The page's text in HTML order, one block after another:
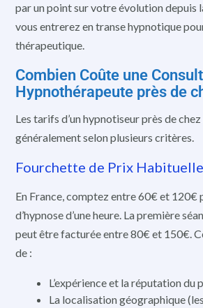
par un point sur votre évolution depuis
vous entrerez en transe hypnotique
thérapeutique.
Combien Coûte une
Hypnothérapeute près de
Les tarifs d’un hypnotiseur près de
généralement selon plusieurs critères.
Fourchette de Prix Habituelle
En France, comptez entre 60€ et 120€
d’hypnose d’une heure. La première
peut être facturée entre 80€ et 150€.
de :
L’expérience et la réputation du
La localisation géographique